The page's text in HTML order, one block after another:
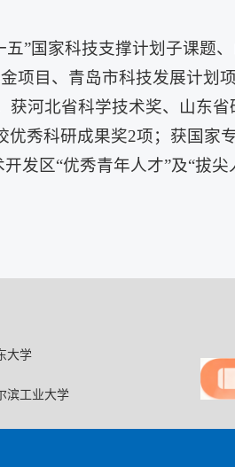
”国家科技支撑计划子课题
项目、青岛市科技发展计划
获河北省科学技术奖、山东
秀科研成果奖2项；获国家
发区“优秀青年人才”及“拔尖
大学
滨工业大学